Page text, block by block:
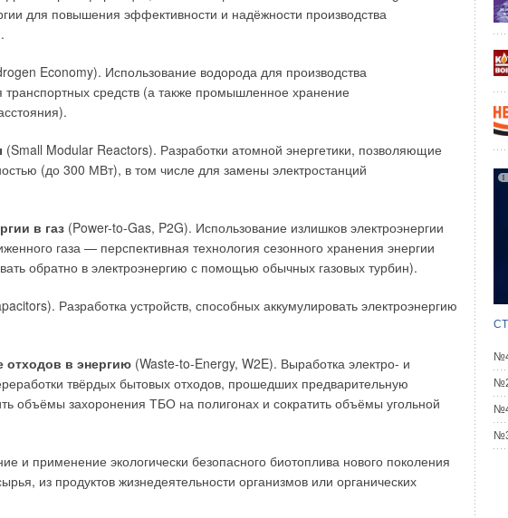
для повышения эффективности и надёжности производства
Economy). Использование водорода для производства
транспортных средств (а также промышленное хранение
(Small Modular Reactors). Разработки атомной энергетики, позволяющие
(до 300 МВт), в том числе для замены электростанций
в газ (Power-to-Gas, P2G). Использование излишков электроэнергии
газа — перспективная технология сезонного хранения энергии
обратно в электроэнергию с помощью обычных газовых турбин).
Разработка устройств, способных аккумулировать электроэнергию
отходов в энергию (Waste-to-Energy, W2E). Выработка электро- и
твёрдых бытовых отходов, прошедших предварительную
объёмы захоронения ТБО на полигонах и сократить объёмы угольной
и применение экологически безопасного биотоплива нового поколения
из продуктов жизнедеятельности организмов или органических
новых объектов общего имущества, а так же погашают долги,
тем или иным причинам.
выше закона N 66-ФЗ.
что члены СНТ имеют право на обеспечение их потребности
А так же ремонтируется, совершенствуется, обслуживается
Это нормативная сторона дела.